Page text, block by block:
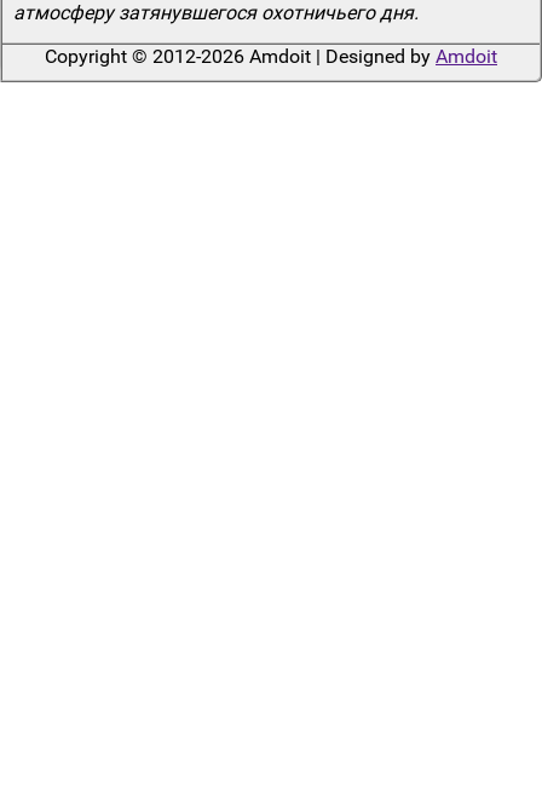
атмосферу затянувшегося охотничьего дня.
Copyright © 2012-2026 Amdoit | Designed by Amdoit